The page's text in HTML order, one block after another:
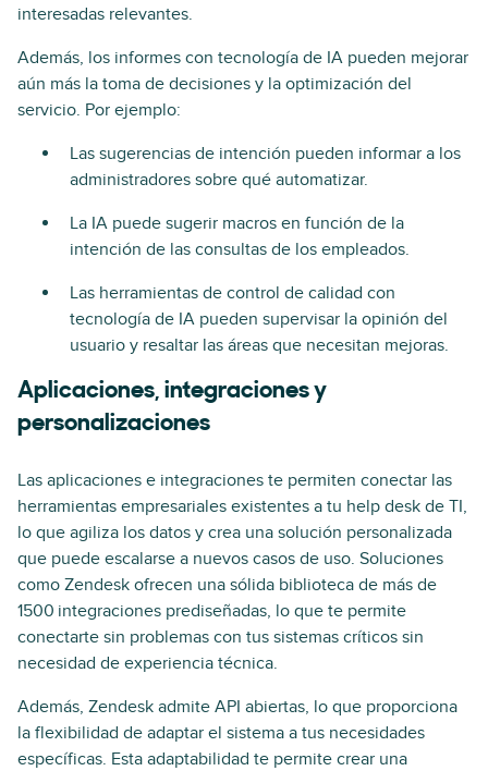
interesadas relevantes.
Además, los informes con tecnología de IA pueden mejorar
aún más la toma de decisiones y la optimización del
servicio. Por ejemplo:
Las sugerencias de intención pueden informar a los
administradores sobre qué automatizar.
La IA puede sugerir macros en función de la
intención de las consultas de los empleados.
Las herramientas de control de calidad con
tecnología de IA pueden supervisar la opinión del
usuario y resaltar las áreas que necesitan mejoras.
Aplicaciones, integraciones y
personalizaciones
Las aplicaciones e integraciones te permiten conectar las
herramientas empresariales existentes a tu help desk de TI,
lo que agiliza los datos y crea una solución personalizada
que puede escalarse a nuevos casos de uso. Soluciones
como Zendesk ofrecen una sólida biblioteca de más de
1500 integraciones prediseñadas, lo que te permite
conectarte sin problemas con tus sistemas críticos sin
necesidad de experiencia técnica.
Además, Zendesk admite API abiertas, lo que proporciona
la flexibilidad de adaptar el sistema a tus necesidades
específicas. Esta adaptabilidad te permite crear una